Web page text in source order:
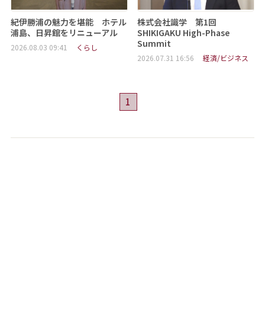
紀伊勝浦の魅力を堪能 ホテル
浦島、日昇館をリニューアル
2026.08.03 09:41 くらし
株式会社識学 第1回
SHIKIGAKU High-Phase
Summit
2026.07.31 16:56 経済/ビジネス
1